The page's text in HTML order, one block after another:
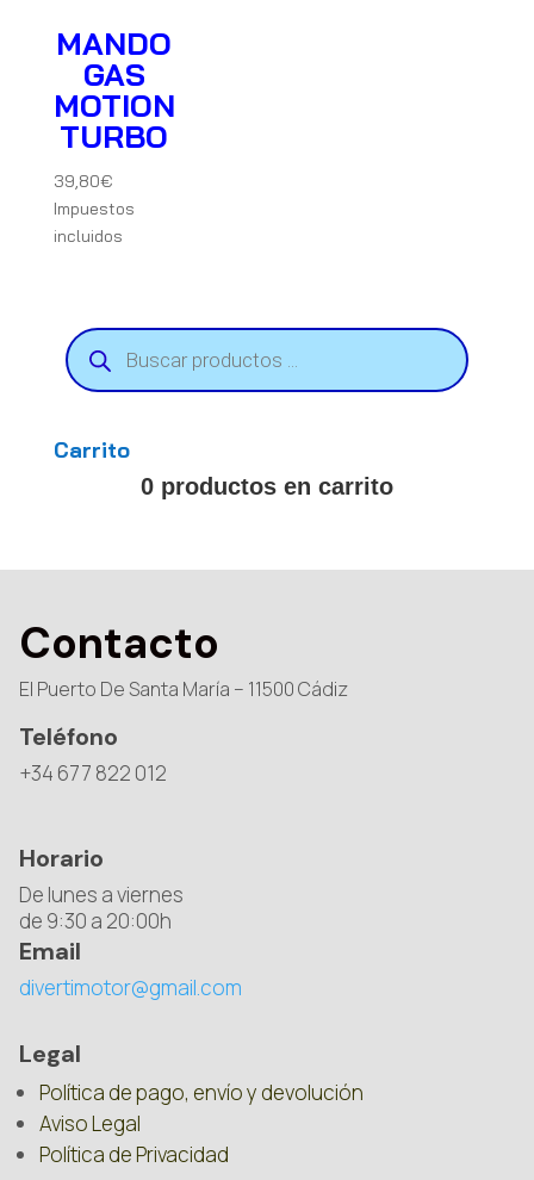
MANDO
GAS
MOTION
TURBO
39,80€
Impuestos
incluidos
Búsqueda
de
productos
Carrito
0 productos en carrito
Contacto
El Puerto De Santa María – 11500 Cádiz
Teléfono
+34 677 822 012
Horario
De lunes a viernes
de 9:30 a 20:00h
Email
divertimotor@gmail.com
Legal
Política de pago, envío y devolución
Aviso Legal
Política de Privacidad